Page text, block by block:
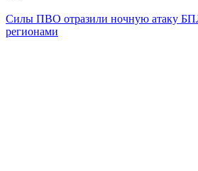
Силы ПВО отразили ночную атаку
регионами